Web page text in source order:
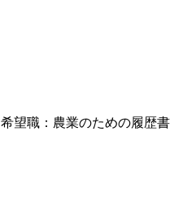
希望職：農業のための履歴書